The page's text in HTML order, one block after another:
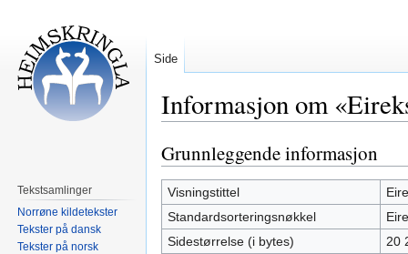
Informasjon om
Hopp
til
navigering
Hopp
til
søk
Grunnleggende informasjon
Visningstittel
Standardsorteringsnøkkel
Sidestørrelse (i bytes)
20
Side
Tekstsamlinger
Norrøne kildetekster
Tekster på dansk
Tekster på norsk